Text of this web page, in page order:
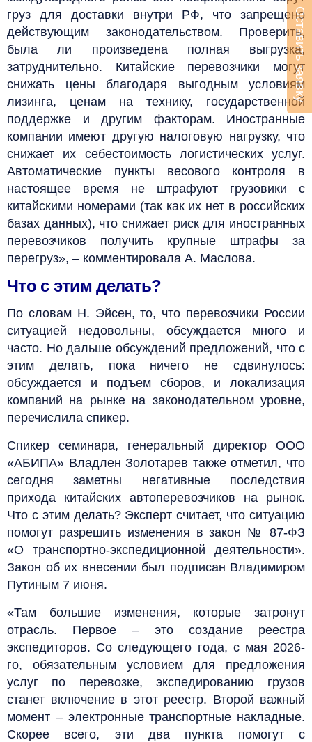
груз для доставки внутри РФ, что запрещено
действующим законодательством. Проверить,
была ли произведена полная выгрузка,
затруднительно. Китайские перевозчики могут
снижать цены благодаря выгодным условиям
лизинга, ценам на технику, государственной
поддержке и другим факторам. Иностранные
компании имеют другую налоговую нагрузку, что
снижает их себестоимость логистических услуг.
Автоматические пункты весового контроля в
настоящее время не штрафуют грузовики с
китайскими номерами (так как их нет в российских
базах данных), что снижает риск для иностранных
перевозчиков получить крупные штрафы за
перегруз», – комментировала А. Маслова.
Что с этим делать?
По словам Н. Эйсен, то, что перевозчики России
ситуацией недовольны, обсуждается много и
часто. Но дальше обсуждений предложений, что с
этим делать, пока ничего не сдвинулось:
обсуждается и подъем сборов, и локализация
компаний на рынке на законодательном уровне,
перечислила спикер.
Спикер семинара, генеральный директор ООО
«АБИПА» Владлен Золотарев также отметил, что
сегодня заметны негативные последствия
прихода китайских автоперевозчиков на рынок.
Что с этим делать? Эксперт считает, что ситуацию
помогут разрешить изменения в закон № 87-ФЗ
«О транспортно-экспедиционной деятельности».
Закон об их внесении был подписан Владимиром
Путиным 7 июня.
«Там большие изменения, которые затронут
отрасль. Первое – это создание реестра
экспедиторов. Со следующего года, с мая 2026-
го, обязательным условием для предложения
услуг по перевозке, экспедированию грузов
станет включение в этот реестр. Второй важный
момент – электронные транспортные накладные.
Скорее всего, эти два пункта помогут с
Оставить заявку